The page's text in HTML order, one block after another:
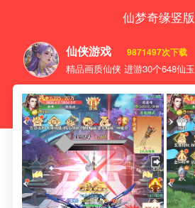
仙梦奇缘竖版
仙侠游戏 9871497次下载
精品画质仙侠 进游30个648仙玉